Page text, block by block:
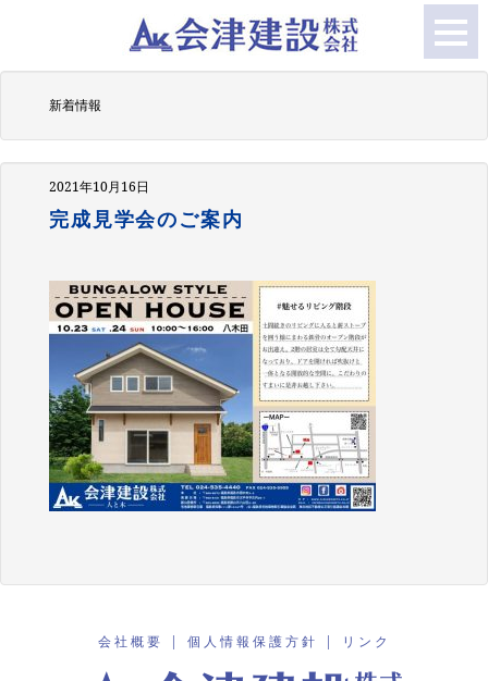
新着情報
2021年10月16日
完成見学会のご案内
会社概要 | 個人情報保護方針 | リンク